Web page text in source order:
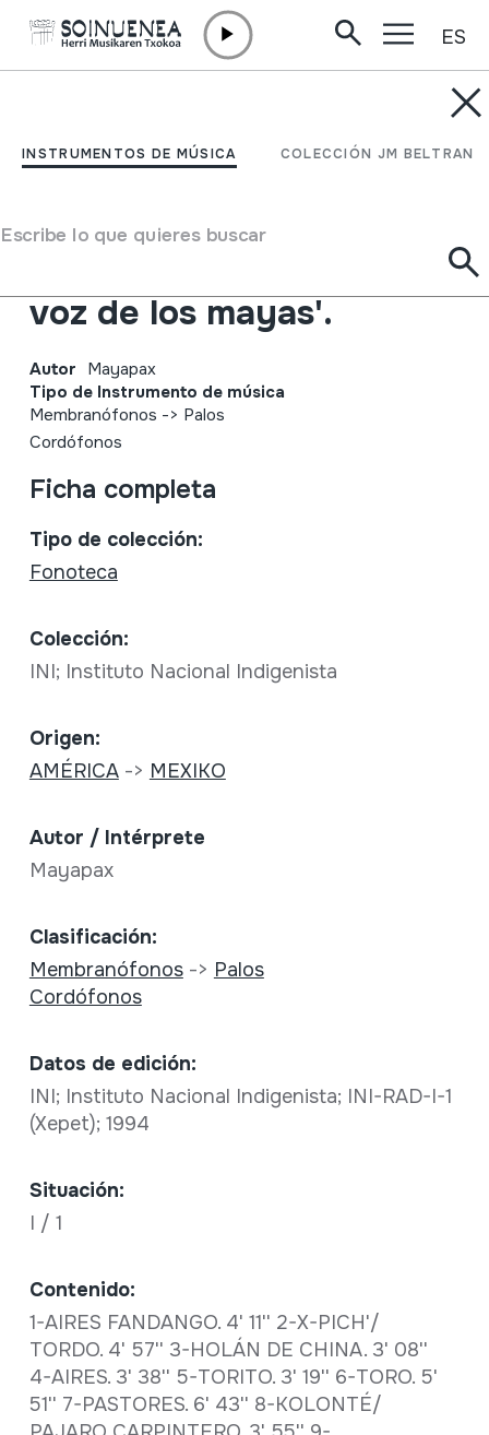
INSTRUMENTOS DE MÚSICA COLECCIÓN JM BELTRAN
Escribe lo que quieres buscar
ES
Mayapax. Música
Tixcacal Guardia,
voz de los mayas'.
Autor Mayapax
Tipo de Instrumento de música
Membranófonos -> Palos
Cordófonos
Ficha completa
Tipo de colección:
Fonoteca
Colección:
INI; Instituto Nacional Indigenista
Origen:
AMÉRICA-> MEXIKO
Autor / Intérprete
Mayapax
Clasificación:
Membranófonos-> Palos
Cordófonos
Datos de edición:
INI; Instituto Nacional Indigenista; INI-RAD-I-1
(Xepet); 1994
Situación:
I / 1
Contenido:
1-AIRES FANDANGO. 4' 11'' 2-X-PICH'/
TORDO. 4' 57'' 3-HOLÁN DE CHINA. 3' 08''
4-AIRES. 3' 38'' 5-TORITO. 3' 19'' 6-TORO. 5'
51'' 7-PASTORES. 6' 43'' 8-KOLONTÉ/